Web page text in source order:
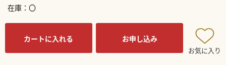
在庫 〇
カートに入れる お申し込み
お気に入り